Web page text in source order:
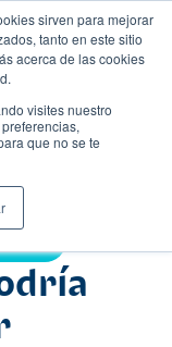
sirven para mejorar
tanto en este sitio
acerca de las cookies
visites nuestro
que no se te